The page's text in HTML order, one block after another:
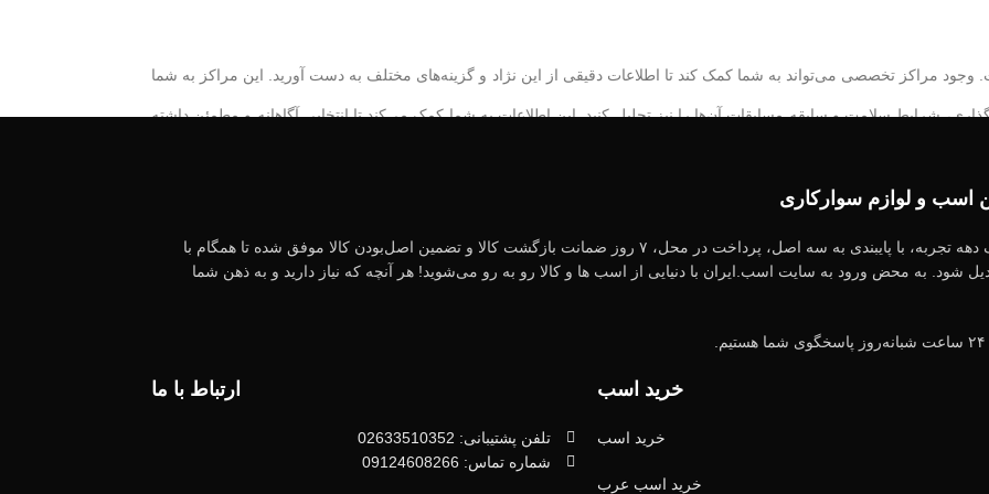
مراکز تخصصی می‌تواند به شما کمک کند تا اطلاعات دقیقی از این نژاد و گزینه‌های مختلف به دست آورید. این مراکز به شما
شرایط سلامت و سابقه مسابقات آن‌ها را نیز تحلیل کنید. این اطلاعات به شما کمک می‌کند تا انتخابی آگاهانه و مطمئن داشته
ویژه‌ای داشته باشید. قیمت این اسب‌ها به عوامل مختلفی مانند سن، نژاد، شرایط سلامت و سابقه مسابقات بستگی دارد. به
شما به دنبال سوارکاری تفریحی هستید یا قصد دارید در مسابقات شرکت کنید؟ این پرسش‌ها می‌توانند مسیر انتخاب شما را تغییر
اسب و لوازم سوارکاری
اسب.ایران به عنوان یکی از قدیمی‌ترین فروشگاه های اینترنتی با بیش از یک دهه تجربه، با پایبندی به سه اصل، پرداخت در محل، ۷ روز ضمانت بازگشت کالا و تضمین اصل‌بودن کالا موفق شده تا همگام با
شود. به محض ورود به سایت اسب.ایران با دنیایی از اسب ها و کالا رو به رو می‌شوید! هر آنچه که نیاز دارید و به ذهن شما
خرید اسب
خرید اسب
خرید اسب عرب
ارتباط با ما
تلفن پشتیبانی: 02633510352
شماره تماس: 09124608266